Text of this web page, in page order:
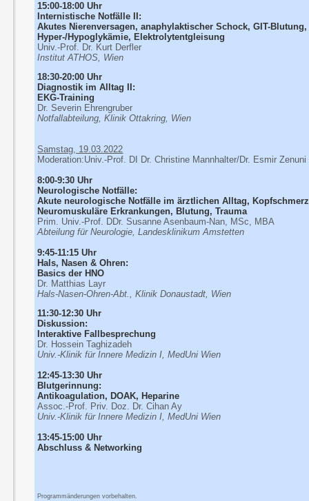
15:00-18:00 Uhr
Internistische Notfälle II:
Akutes Nierenversagen, anaphylaktischer Schock, GIT-Blutung,
Hyper-/Hypoglykämie, Elektrolytentgleisung
Univ.-Prof. Dr. Kurt Derfler
Institut ATHOS, Wien
18:30-20:00 Uhr
Diagnostik im Alltag II:
EKG-Training
Dr. Severin Ehrengruber
Notfallabteilung, Klinik Ottakring, Wien
Samstag, 19.03.2022
Moderation:Univ.-Prof. DI Dr. Christine Mannhalter/Dr. Esmir Zenuni
8:00-9:30 Uhr
Neurologische Notfälle:
Akute neurologische Notfälle im ärztlichen Alltag,
Neuromuskuläre Erkrankungen, Blutung, Trauma
Prim. Univ.-Prof. DDr. Susanne Asenbaum-Nan, MSc, MBA
Abteilung für Neurologie, Landesklinikum Amstetten
9:45-11:15 Uhr
Hals, Nasen & Ohren:
Basics der HNO
Dr. Matthias Layr
Hals-Nasen-Ohren-Abt., Klinik Donaustadt, Wien
11:30-12:30 Uhr
Diskussion:
Interaktive Fallbesprechung
Dr. Hossein Taghizadeh
Univ.-Klinik für Innere Medizin I, MedUni Wien
12:45-13:30 Uhr
Blutgerinnung:
Antikoagulation, DOAK, Heparine
Assoc.-Prof. Priv. Doz. Dr. Cihan Ay
Univ.-Klinik für Innere Medizin I, MedUni Wien
13:45-15:00 Uhr
Abschluss & Networking
Programmänderungen vorbehalten.